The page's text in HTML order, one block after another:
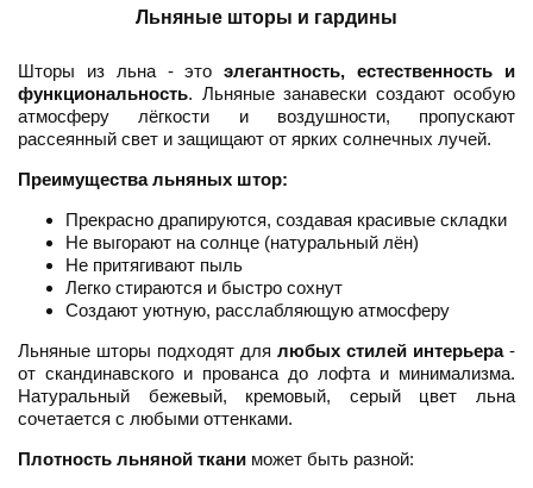
Льняные шторы и гардины
Шторы из льна - этоэлегантность, естественность и
функциональность. Льняные занавески создают особую
атмосферу лёгкости и воздушности, пропускают
рассеянный свет и защищают от ярких солнечных лучей.
Преимущества льняных штор:
Прекрасно драпируются, создавая красивые складки
Не выгорают на солнце (натуральный лён)
Не притягивают пыль
Легко стираются и быстро сохнут
Создают уютную, расслабляющую атмосферу
Льняные шторы подходят для любых стилей интерьера-
от скандинавского и прованса до лофта и минимализма.
Натуральный бежевый, кремовый, серый цвет льна
сочетается с любыми оттенками.
Плотность льняной ткани может быть разной: